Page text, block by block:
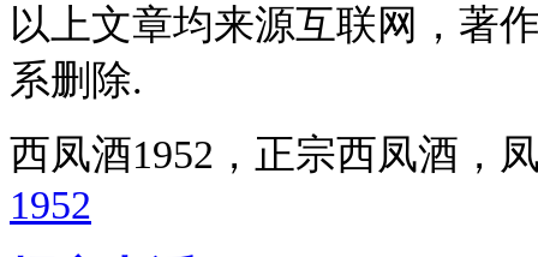
以上文章均来源互联网，著
系删除.
西凤酒1952，正宗西凤酒
1952